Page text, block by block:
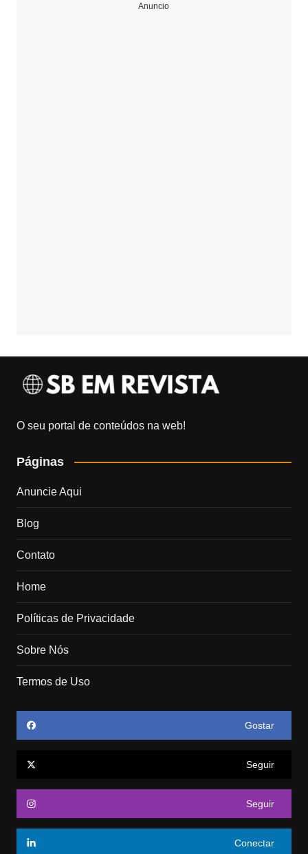
Anuncio
O seu portal de conteúdos na web!
Páginas
Anuncie Aqui
Blog
Contato
Home
Políticas de Privacidade
Sobre Nós
Termos de Uso
Gostar
Seguir
Seguir
Conectar